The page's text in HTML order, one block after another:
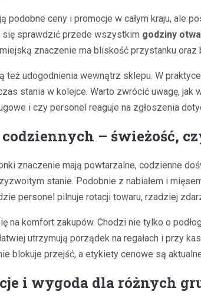
podobne ceny i promocje w całym kraju, ale
sprawdzić przede wszystkim godziny
znaczenie ma bliskość przystanku
też udogodnienia wewnątrz sklepu. W
stania w kolejce. Warto zwrócić uwagę,
i czy personel reaguje na zgłoszenia
– świeżość,
znaczenie mają powtarzalne, codzienne
stanie. Podobnie z nabiałem i
personel pilnuje rotacji towaru, rzadziej
na komfort zakupów. Chodzi nie tylko o
utrzymują porządek na regałach i przy
blokuje przejść, a etykiety cenowe są
i wygoda dla różnych